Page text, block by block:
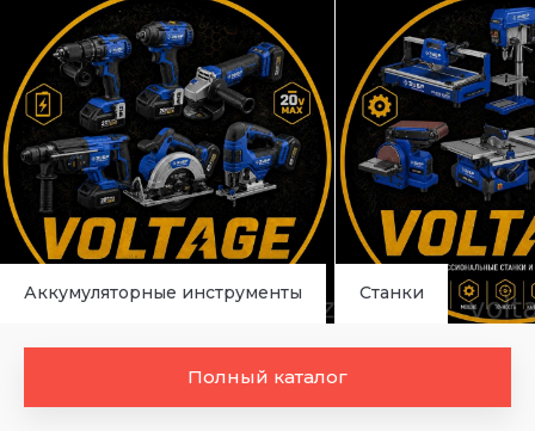
Аккумуляторные инструменты Станки
Полный каталог